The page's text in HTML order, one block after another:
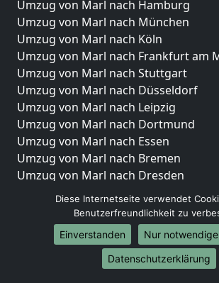
Umzug von Marl nach Hamburg
Umzug von Marl nach München
Umzug von Marl nach Köln
Umzug von Marl nach Frankfurt am
Umzug von Marl nach Stuttgart
Umzug von Marl nach Düsseldorf
Umzug von Marl nach Leipzig
Umzug von Marl nach Dortmund
Umzug von Marl nach Essen
Umzug von Marl nach Bremen
Umzug von Marl nach Dresden
Umzug von Marl nach Hannover
Umzug von Marl nach Nürnberg
Umzug von Marl nach Duisburg
Umzug von Marl nach Bochum
Umzug von Marl nach Wuppertal
Diese Internetseite verwendet
Benutzerfreundlichkeit zu
Einverstanden
Nur
Datenschutzerklärung